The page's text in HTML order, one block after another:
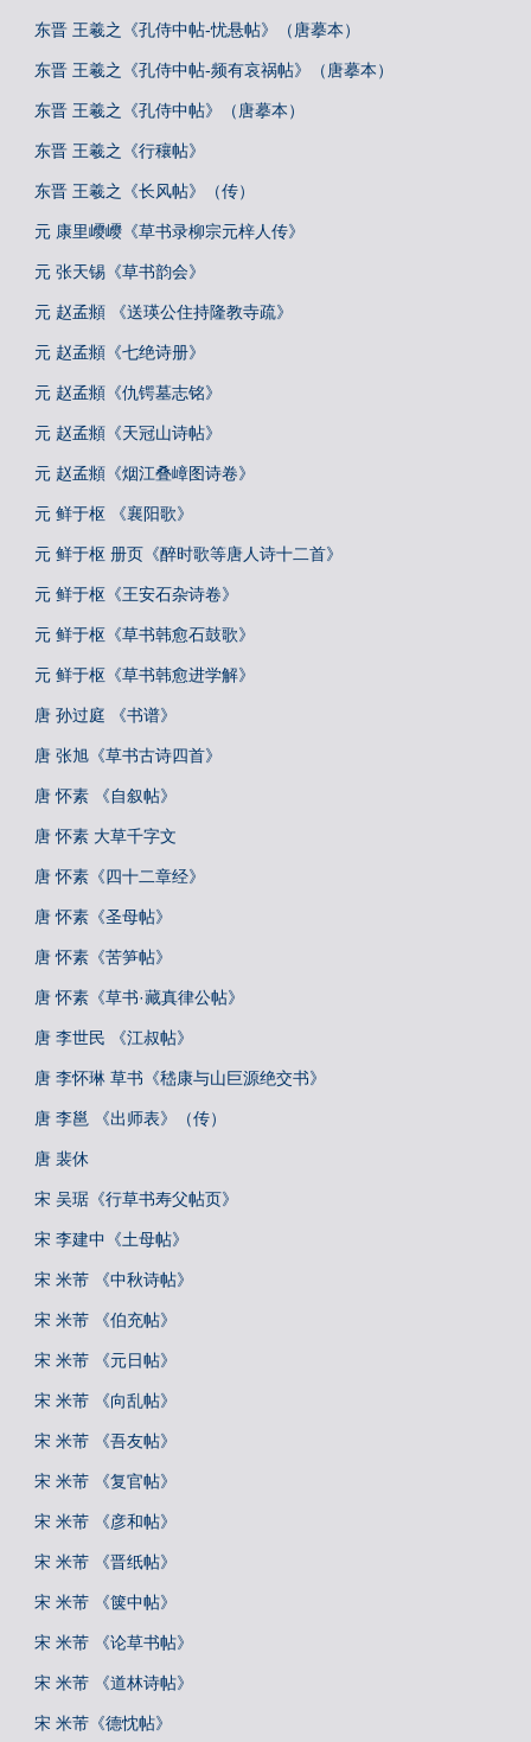
东晋 王羲之《孔侍中帖-忧悬帖》（唐摹本）
东晋 王羲之《孔侍中帖-频有哀祸帖》（唐摹本）
东晋 王羲之《孔侍中帖》（唐摹本）
东晋 王羲之《行穰帖》
东晋 王羲之《长风帖》（传）
元 康里巎巎《草书录柳宗元梓人传》
元 张天锡《草书韵会》
元 赵孟頫 《送瑛公住持隆教寺疏》
元 赵孟頫《七绝诗册》
元 赵孟頫《仇锷墓志铭》
元 赵孟頫《天冠山诗帖》
元 赵孟頫《烟江叠嶂图诗卷》
元 鲜于枢 《襄阳歌》
元 鲜于枢 册页《醉时歌等唐人诗十二首》
元 鲜于枢《王安石杂诗卷》
元 鲜于枢《草书韩愈石鼓歌》
元 鲜于枢《草书韩愈进学解》
唐 孙过庭 《书谱》
唐 张旭《草书古诗四首》
唐 怀素 《自叙帖》
唐 怀素 大草千字文
唐 怀素《四十二章经》
唐 怀素《圣母帖》
唐 怀素《苦笋帖》
唐 怀素《草书·藏真律公帖》
唐 李世民 《江叔帖》
唐 李怀琳 草书《嵇康与山巨源绝交书》
唐 李邕 《出师表》（传）
唐 裴休
宋 吴琚《行草书寿父帖页》
宋 李建中《土母帖》
宋 米芾 《中秋诗帖》
宋 米芾 《伯充帖》
宋 米芾 《元日帖》
宋 米芾 《向乱帖》
宋 米芾 《吾友帖》
宋 米芾 《复官帖》
宋 米芾 《彦和帖》
宋 米芾 《晋纸帖》
宋 米芾 《箧中帖》
宋 米芾 《论草书帖》
宋 米芾 《道林诗帖》
宋 米芾《德忱帖》